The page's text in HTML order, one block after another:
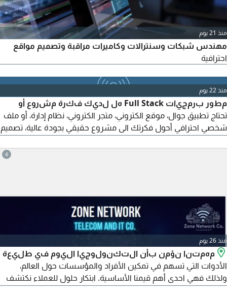
منذ 21 يوم
مهندس شبكات وسنترالات وكاميرات مراقبة وتصميم مواقع
احترافية
منذ 22 يوم
مطور برمجيات Full Stack هل لديك فكرة مشروع أو
تحتاج تطبيق جوال، موقع الكتروني، متجر الكتروني، نظام إدارة، أو ملف
شخصي احترافي أحول فكرتك الى مشروع حقيقي بجودة عالية، تصميم
مواقع الكترونية أنظمة ادارية وتجارية متاجر الكترونية ملفات شخصية
4
منذ 26 يوم
مهمتنا نؤمن بأن التكنولوجيا اليوم في طليعة
الأدوات التي تسهم في تمكين الأفراد والمؤسسات حول العالم،
ولذلك فهي احدى أهم قيمنا الأساسية. ابتكار حلول للعملاء نكتشف